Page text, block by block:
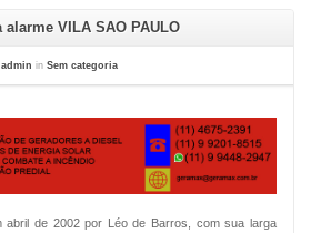
VILA SAO PAULO
admin in Sem categoria
de 2002 por Léo de Barros, com sua larga